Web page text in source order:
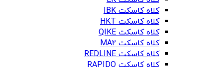
کلاه کاسکت IBK
کلاه کاسکت HKT
کلاه کاسکت QIKE
کلاه کاسکت MA2
کلاه کاسکت REDLINE